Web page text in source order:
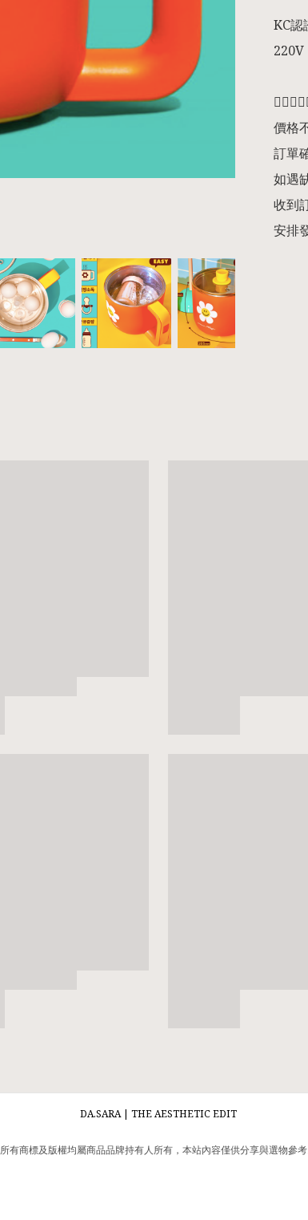
KC認
220V
價格
訂單
如遇
收到
DA.SARA | THE AESTHETIC EDIT
所有商標及版權均屬商品品牌持有人所有，本站內容僅供分享與選物參考